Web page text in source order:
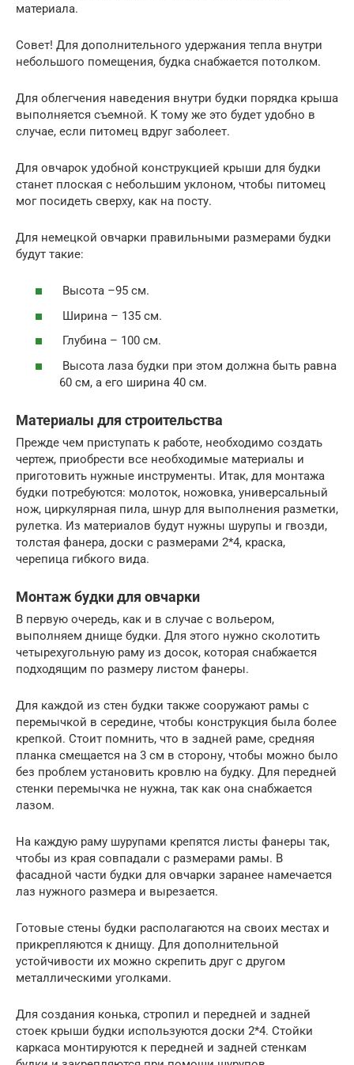
материала.
Совет! Для дополнительного удержания тепла внутри
небольшого помещения, будка снабжается потолком.
Для облегчения наведения внутри будки порядка крыша
выполняется съемной. К тому же это будет удобно в
случае, если питомец вдруг заболеет.
Для овчарок удобной конструкцией крыши для будки
станет плоская с небольшим уклоном, чтобы питомец
мог посидеть сверху, как на посту.
Для немецкой овчарки правильными размерами будки
будут такие:
Высота –95 см.
Ширина – 135 см.
Глубина – 100 см.
Высота лаза будки при этом должна быть равна
60 см, а его ширина 40 см.
Материалы для строительства
Прежде чем приступать к работе, необходимо создать
чертеж, приобрести все необходимые материалы и
приготовить нужные инструменты. Итак, для монтажа
будки потребуются: молоток, ножовка, универсальный
нож, циркулярная пила, шнур для выполнения разметки,
рулетка. Из материалов будут нужны шурупы и гвозди,
толстая фанера, доски с размерами 2*4, краска,
черепица гибкого вида.
Монтаж будки для овчарки
В первую очередь, как и в случае с вольером,
выполняем днище будки. Для этого нужно сколотить
четырехугольную раму из досок, которая снабжается
подходящим по размеру листом фанеры.
Для каждой из стен будки также сооружают рамы с
перемычкой в середине, чтобы конструкция была более
крепкой. Стоит помнить, что в задней раме, средняя
планка смещается на 3 см в сторону, чтобы можно было
без проблем установить кровлю на будку. Для передней
стенки перемычка не нужна, так как она снабжается
лазом.
На каждую раму шурупами крепятся листы фанеры так,
чтобы из края совпадали с размерами рамы. В
фасадной части будки для овчарки заранее намечается
лаз нужного размера и вырезается.
Готовые стены будки располагаются на своих местах и
прикрепляются к днищу. Для дополнительной
устойчивости их можно скрепить друг с другом
металлическими уголками.
Для создания конька, стропил и передней и задней
стоек крыши будки используются доски 2*4. Стойки
каркаса монтируются к передней и задней стенкам